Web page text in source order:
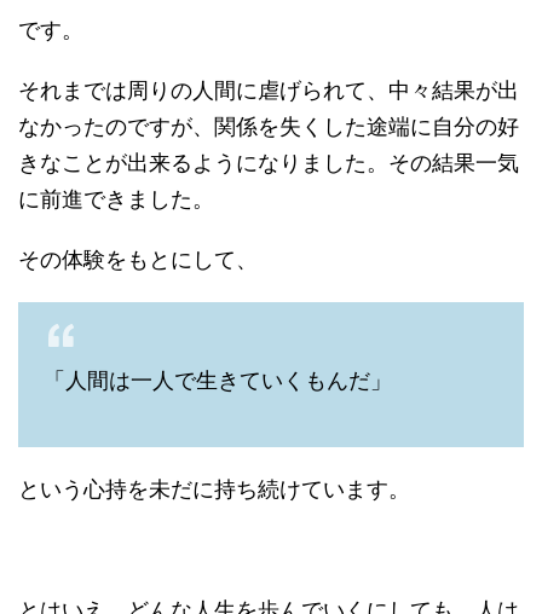
です。
それまでは周りの人間に虐げられて、中々結果が出
なかったのですが、関係を失くした途端に自分の好
きなことが出来るようになりました。その結果一気
に前進できました。
その体験をもとにして、
「人間は一人で生きていくもんだ」
という心持を未だに持ち続けています。